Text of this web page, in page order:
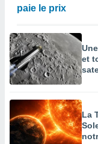
paie le prix
et
La